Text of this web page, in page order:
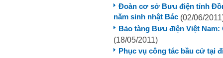
Đoàn cơ sở Bưu điện tỉnh
năm sinh nhật Bác (02/06/
Bảo tàng Bưu điện Việt
(18/05/2011)
Phục vụ công tác bầu cử tại